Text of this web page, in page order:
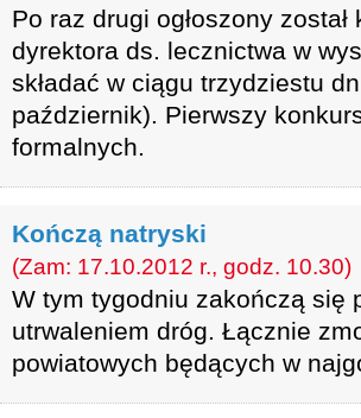
Po raz drugi ogłoszony
dyrektora ds. lecznictwa w
składać w ciągu trzydziestu
październik). Pierwszy
formalnych.
Kończą natryski
(Zam: 17.10.2012 r., godz. 10.30)
W tym tygodniu zakończą się
utrwaleniem dróg. Łącznie
powiatowych będących w